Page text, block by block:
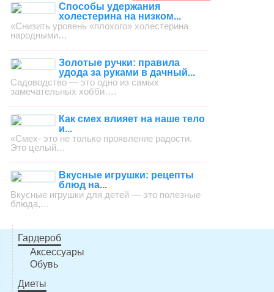
Способы удержания
холестерина на низком...
«Снизить уровень «плохого» холестерина
народными…
Золотые ручки: правила
удода за руками в дачный...
Садоводство — это одно из самых
замечательных хобби….
Как смех влияет на наше тело
и...
«Смех- это не только проявление радости.
Это целый…
Вкусные игрушки: рецепты
блюд на...
Вкусные игрушки для детей — это полезные
блюда,…
Гардероб
Аксессуары
Обувь
Диеты